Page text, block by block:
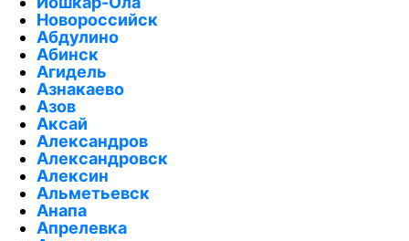
Новороссийск
Абдулино
Абинск
Агидель
Азнакаево
Азов
Аксай
Александров
Александровск
Алексин
Альметьевск
Анапа
Апрелевка